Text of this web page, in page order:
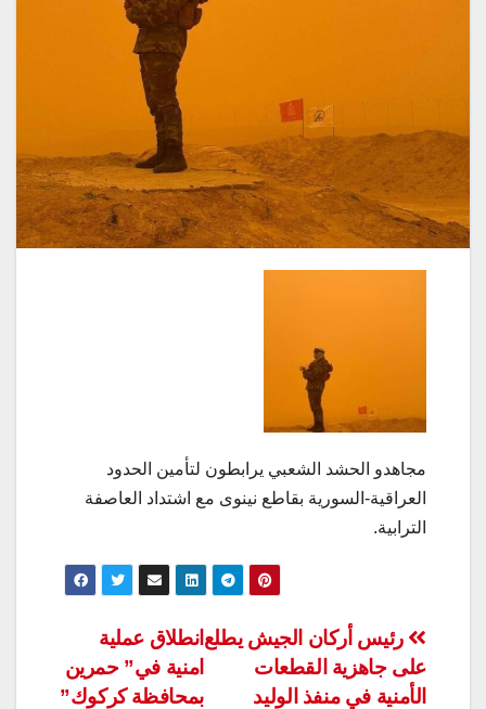
مجاهدو الحشد الشعبي يرابطون لتأمين الحدود
العراقية-السورية بقاطع نينوى مع اشتداد العاصفة
الترابية.
تصفّح
المقالات
انطلاق عملية
امنية في” حمرين
بمحافظة كركوك”
رئيس أركان الجيش يطلع
على جاهزية القطعات
الأمنية في منفذ الوليد